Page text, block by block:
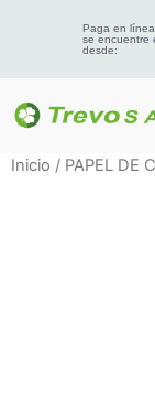
Paga en
se encuentre
desde:
Inicio / PAPEL DE